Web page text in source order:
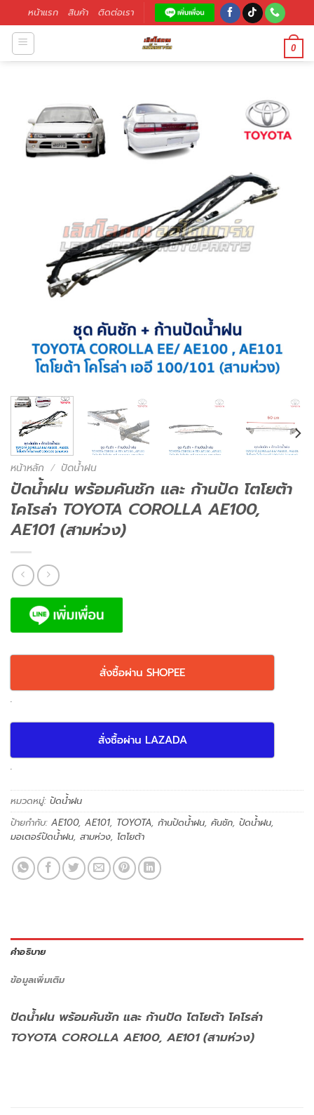
หน้าแรก สินค้า ติดต่อเรา
0
หน้าหลัก / ปัดน้ำฝน
ปัดน้ำฝน พร้อมคันชัก และ ก้านปัด โตโยต้า
โคโรล่า TOYOTA COROLLA AE100,
AE101 (สามห่วง)
สั่งซื้อผ่าน SHOPEE
.
สั่งซื้อผ่าน LAZADA
.
หมวดหมู่: ปัดน้ำฝน
ป้ายกำกับ: AE100, AE101, TOYOTA, ก้านปัดน้ำฝน, คันชัก, ปัดน้ำฝน,
มอเตอร์ปัดน้ำฝน, สามห่วง, โตโยต้า
คำอธิบาย
ข้อมูลเพิ่มเติม
ปัดน้ำฝน พร้อมคันชัก และ ก้านปัด โตโยต้า โคโรล่า
TOYOTA COROLLA AE100, AE101 (สามห่วง)